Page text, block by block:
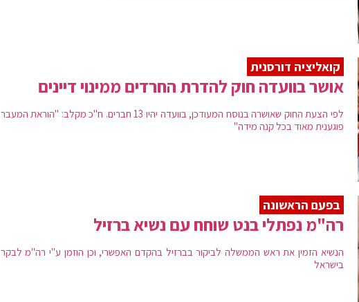
קואליציה דורסנית
אושר בוועדה חוק להדרת החרדים ממינוי דיינים
לפי הצעת החוק שאושרה בנוסח המעודכן, בוועדה יהיו 13 חברים. ח"כ מקלב: "הוראת המעבר
פוגענית מאוד בכל קנה מידה"
בפעם הראשונה
רה"מ נפתלי בנט שוחח עם נשיא ברזיל
הנשיא הזמין את ראש הממשלה לביקור בברזיל בהקדם האפשרי, וכן הוזמן ע"י רה"מ לבקר
בישראל